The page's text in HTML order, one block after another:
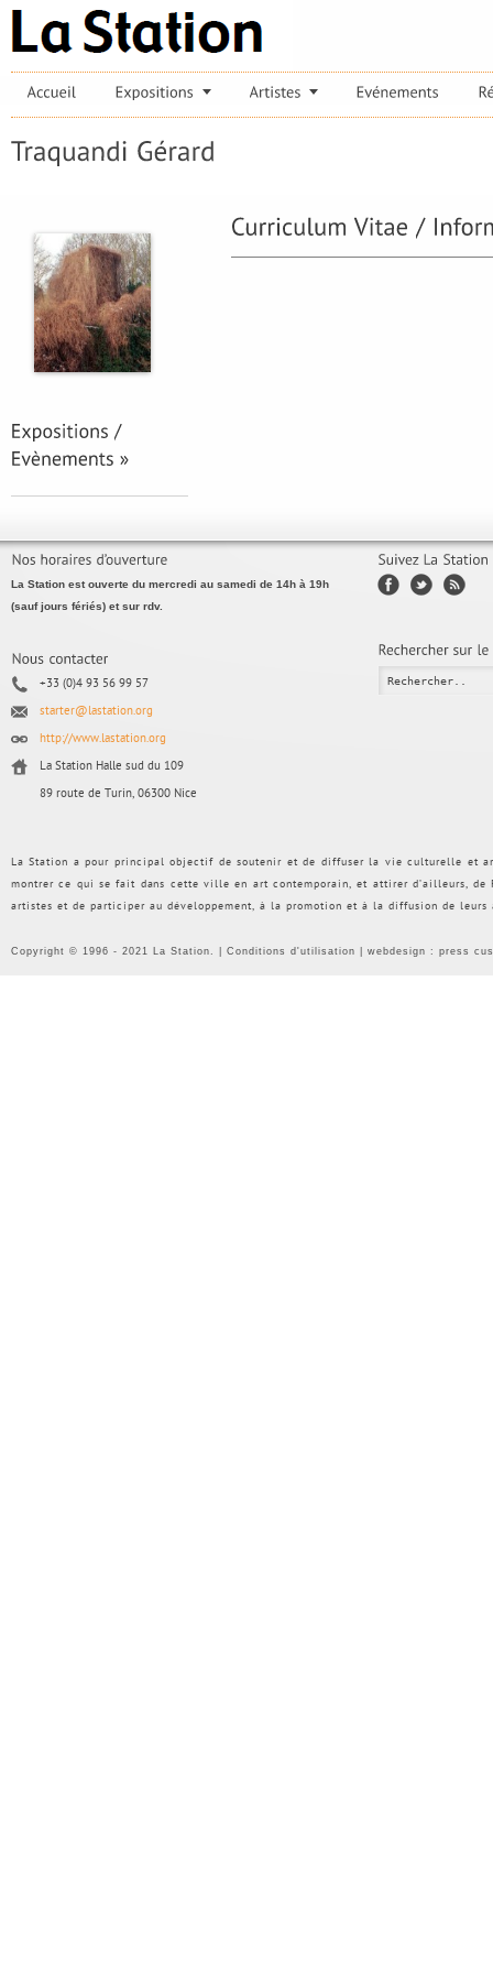
La Station est ouverte du mercredi au samedi de 14h à 19h
(sauf jours fériés) et sur rdv.
+33 (0)4 93 56 99 57
starter@lastation.org
http://www.lastation.org
La Station Halle sud du 109
89 route de Turin, 06300 Nice
La Station a pour principal objectif de soutenir et de diffuser la vie culturelle et
montrer ce qui se fait dans cette ville en art contemporain, et attirer d’ailleurs, de
artistes et de participer au développement, à la promotion et à la diffusion de
Copyright © 1996 - 2021 La Station. | Conditions d'utilisation | webdesign : press